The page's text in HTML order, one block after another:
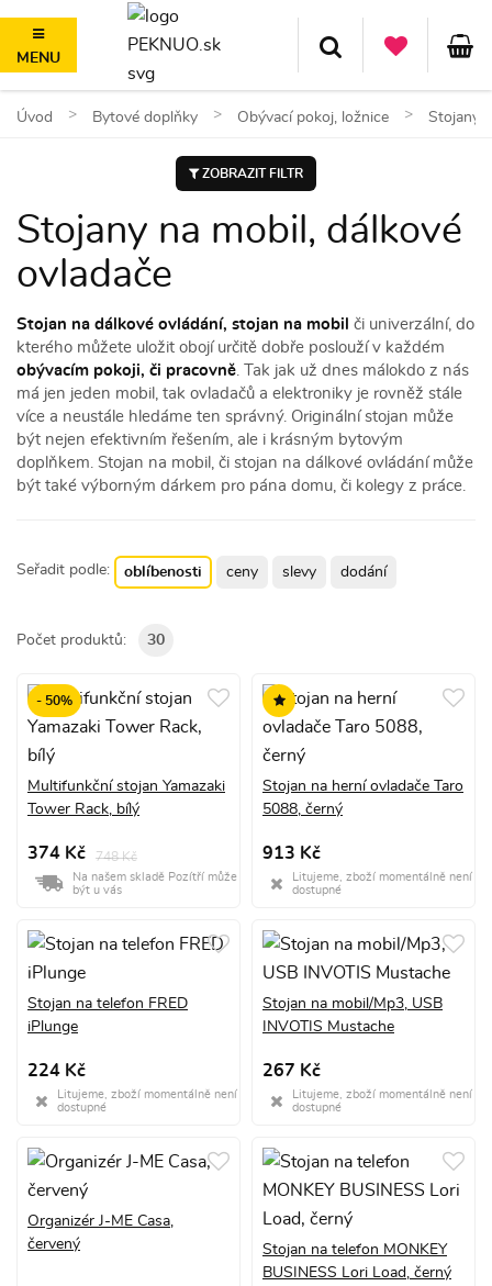
MENU
100 dní na vrácení, nad 1500 Kč doprava ZDARMA
Úvod Bytové doplňky Obývací pokoj, ložnice Stojany
ZOBRAZIT FILTR
Stojany na mobil, dálkové
ovladače
Stojan na dálkové ovládání, stojan na mobil či univerzální, do
kterého můžete uložit obojí určitě dobře poslouží v každém
obývacím pokoji, či pracovně. Tak jak už dnes málokdo z nás
má jen jeden mobil, tak ovladačů a elektroniky je rovněž stále
více a neustále hledáme ten správný. Originální stojan může
být nejen efektivním řešením, ale i krásným bytovým
doplňkem. Stojan na mobil, či stojan na dálkové ovládání může
být také výborným dárkem pro pána domu, či kolegy z práce.
Seřadit podle: oblíbenosti ceny slevy dodání
Počet produktů: 30
- 50%
Multifunkční stojan Yamazaki
Tower Rack, bílý
374 Kč 748 Kč
Na našem skladě Pozítří může
být u vás
Stojan na herní ovladače Taro
5088, černý
913 Kč
Litujeme, zboží momentálně není
dostupné
Stojan na telefon FRED
iPlunge
224 Kč
Litujeme, zboží momentálně není
dostupné
Stojan na mobil/Mp3, USB
INVOTIS Mustache
267 Kč
Litujeme, zboží momentálně není
dostupné
Organizér J-ME Casa,
červený
Stojan na telefon MONKEY
BUSINESS Lori Load, černý